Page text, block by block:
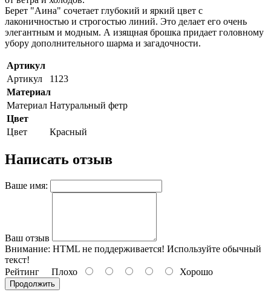
Берет "Аина" сочетает глубокий и яркий цвет с
лаконичностью и строгостью линий. Это делает его очень
элегантным и модным. А изящная брошка придает головному
убору дополнительного шарма и загадочности.
Артикул
Артикул
1123
Материал
Материал Натуральный фетр
Цвет
Цвет
Красный
Написать отзыв
Ваше имя:
Ваш отзыв
Внимание: HTML не поддерживается! Используйте обычный
текст!
Рейтинг Плохо Хорошо
Продолжить